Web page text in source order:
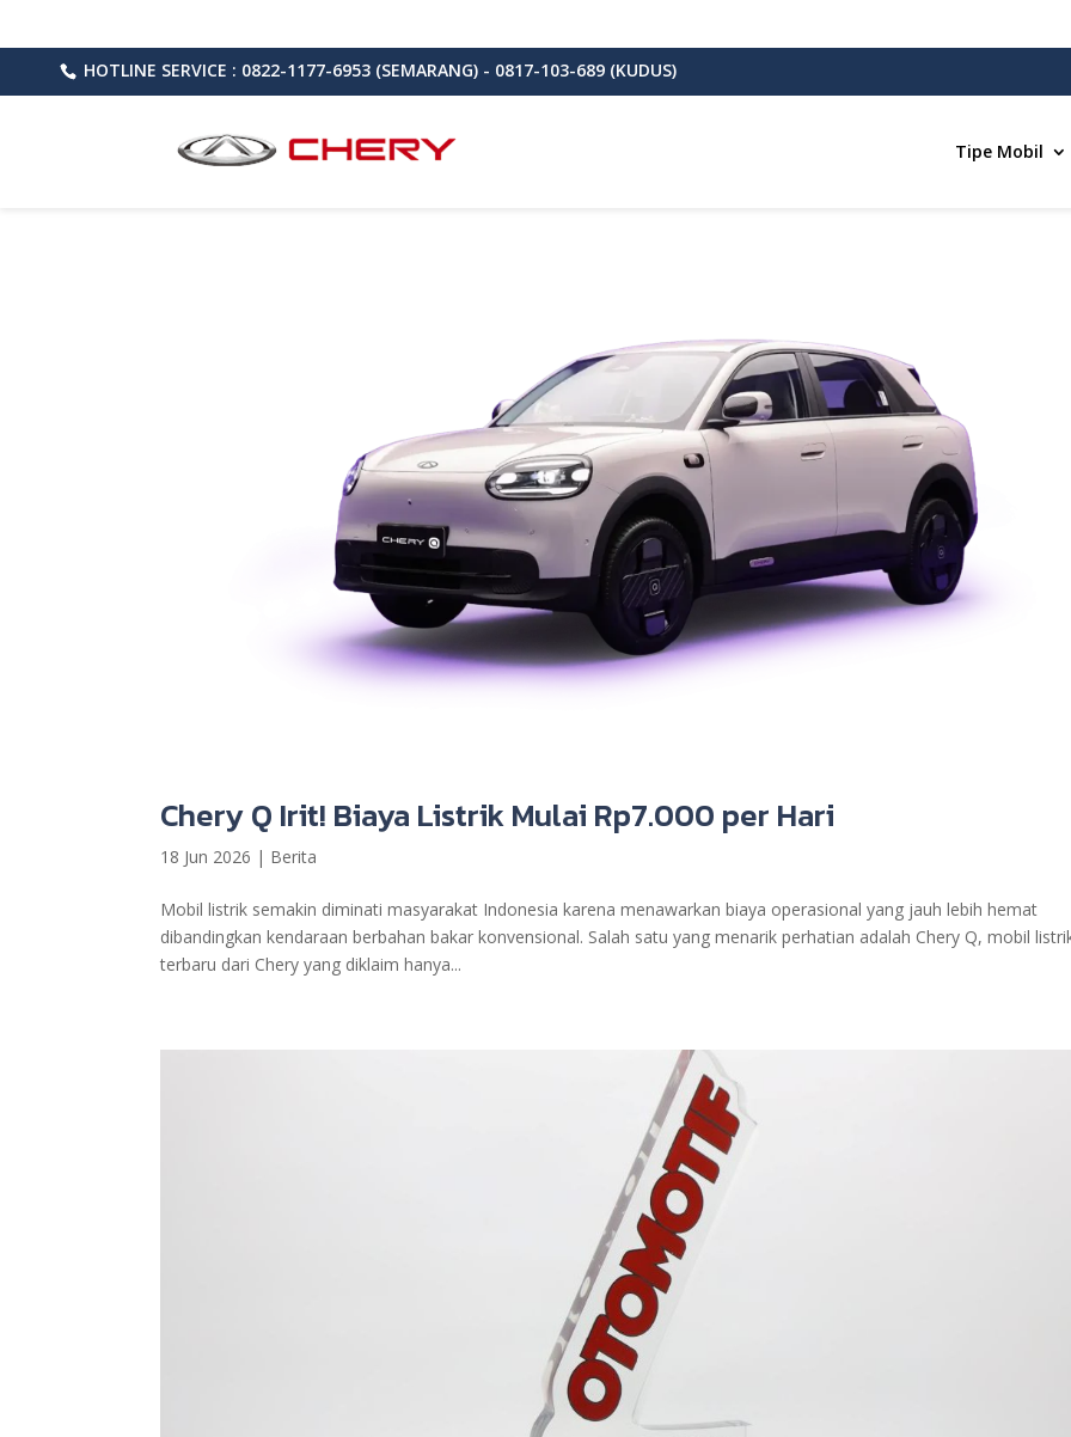
HOTLINE SERVICE : 0822-1177-6953 (SEMARANG) - 0817-103-689 (KUDUS)
Tipe Mobil
Chery Q Irit! Biaya Listrik Mulai Rp7.000 per Hari
18 Jun 2026 | Berita
Mobil listrik semakin diminati masyarakat Indonesia karena menawarkan biaya operasional yang jauh lebih hemat
dibandingkan kendaraan berbahan bakar konvensional. Salah satu yang menarik perhatian adalah Chery Q, mobil
terbaru dari Chery yang diklaim hanya...